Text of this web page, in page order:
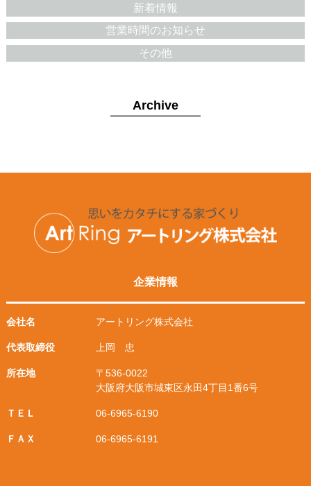
新着情報
営業時間のお知らせ
その他
Archive
企業情報
会社名 アートリング株式会社
代表取締役 上岡 忠
所在地
〒536-0022
大阪府大阪市城東区永田4丁目1番6号
ＴＥＬ 06-6965-6190
ＦＡＸ 06-6965-6191